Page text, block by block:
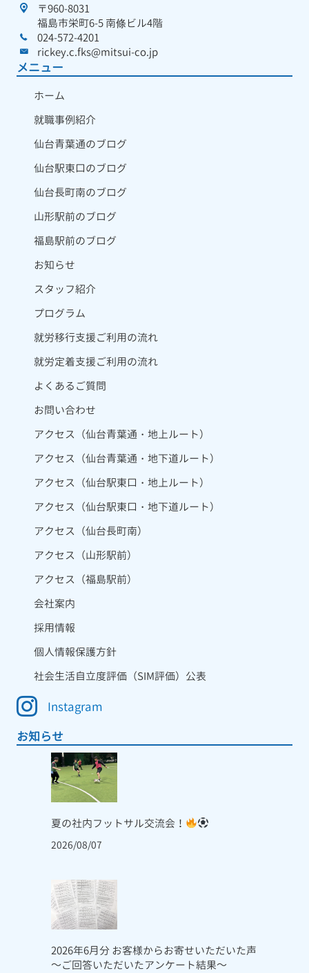
〒960-8031
福島市栄町6-5 南條ビル4階
024-572-4201
rickey.c.fks@mitsui-co.jp
メニュー
ホーム
就職事例紹介
仙台青葉通のブログ
仙台駅東口のブログ
仙台長町南のブログ
山形駅前のブログ
福島駅前のブログ
お知らせ
スタッフ紹介
プログラム
就労移行支援ご利用の流れ
就労定着支援ご利用の流れ
よくあるご質問
お問い合わせ
アクセス（仙台青葉通・地上ルート）
アクセス（仙台青葉通・地下道ルート）
アクセス（仙台駅東口・地上ルート）
アクセス（仙台駅東口・地下道ルート）
アクセス（仙台長町南）
アクセス（山形駅前）
アクセス（福島駅前）
会社案内
採用情報
個人情報保護方針
社会生活自立度評価（SIM評価）公表
Instagram
お知らせ
夏の社内フットサル交流会！
2026/08/07
2026年6月分 お客様からお寄せいただいた声
～ご回答いただいたアンケート結果～